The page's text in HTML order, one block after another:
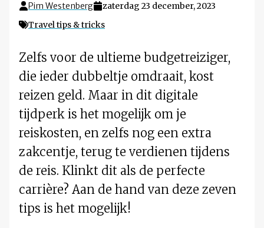
Pim Westenberg
zaterdag 23 december, 2023
Travel tips & tricks
Zelfs voor de ultieme budgetreiziger,
die ieder dubbeltje omdraait, kost
reizen geld. Maar in dit digitale
tijdperk is het mogelijk om je
reiskosten, en zelfs nog een extra
zakcentje, terug te verdienen tijdens
de reis. Klinkt dit als de perfecte
carrière? Aan de hand van deze zeven
tips is het mogelijk!